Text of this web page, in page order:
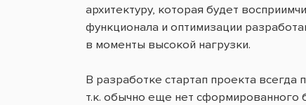
архитектуру, которая будет
функционала и оптимизации
в моменты высокой нагрузки.
В разработке стартап проекта всегда
т.к. обычно еще нет сформированного